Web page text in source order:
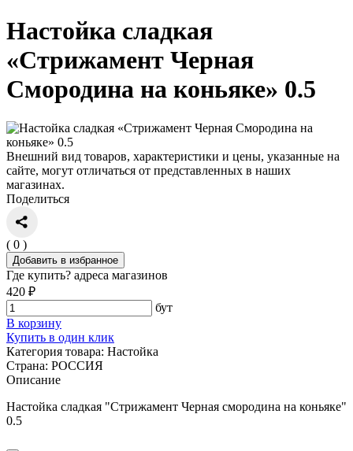
Настойка сладкая
«Стрижамент Черная
Смородина на коньяке» 0.5
Внешний вид товаров, характеристики и цены, указанные на
сайте, могут отличаться от представленных в наших
магазинах.
Поделиться
( 0 )
Добавить в избранное
Где купить? адреса магазинов
420 ₽
бут
В корзину
Купить в один клик
Категория товара: Настойка
Страна: РОССИЯ
Описание
Настойка сладкая "Стрижамент Черная смородина на коньяке"
0.5